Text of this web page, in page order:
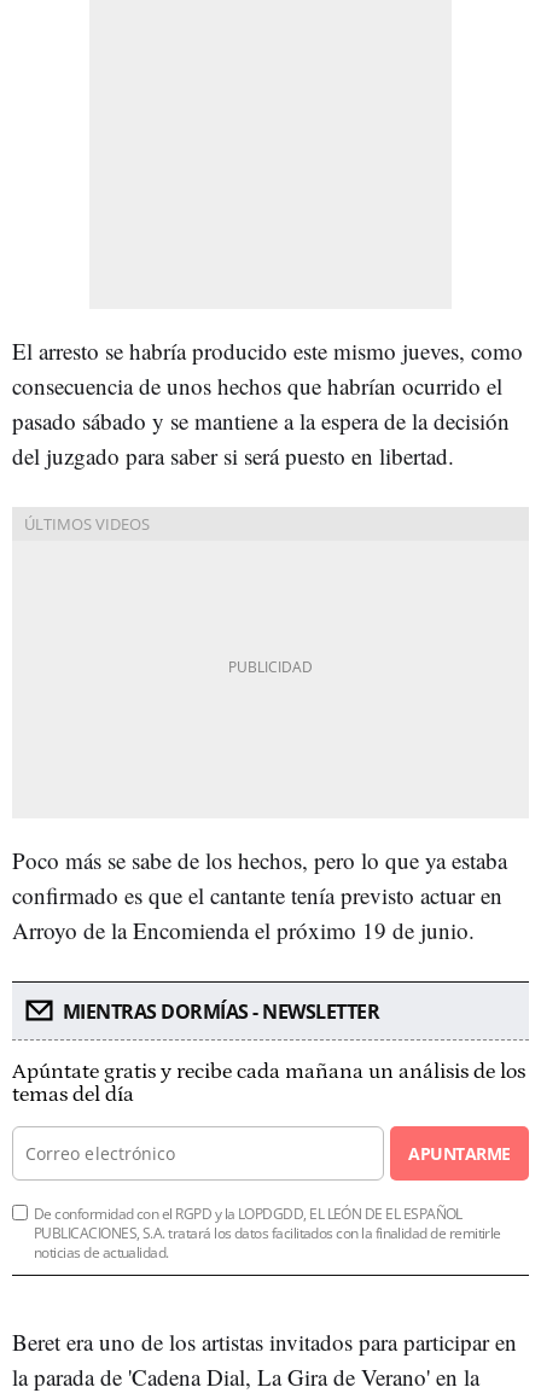
El arresto se habría producido este mismo jueves, como
consecuencia de unos hechos que habrían ocurrido el
pasado sábado y se mantiene a la espera de la decisión
del juzgado para saber si será puesto en libertad.
Poco más se sabe de los hechos, pero lo que ya estaba
confirmado es que el cantante tenía previsto actuar en
Arroyo de la Encomienda el próximo 19 de junio.
MIENTRAS DORMÍAS - NEWSLETTER
Apúntate gratis y recibe cada mañana un análisis de los
temas del día
APUNTARME
De conformidad con el RGPD y la LOPDGDD, EL LEÓN DE EL ESPAÑOL
PUBLICACIONES, S.A. tratará los datos facilitados con la finalidad de remitirle
noticias de actualidad.
Beret era uno de los artistas invitados para participar en
la parada de 'Cadena Dial, La Gira de Verano' en la